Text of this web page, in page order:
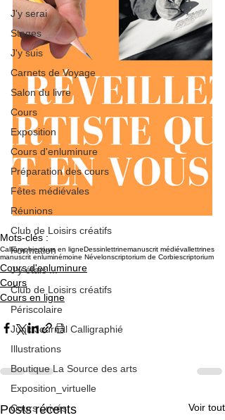
J'y serai
Stages
J'y suis
Carnets de Voyage
Salon du livre
Cours
Exposition
Cours d'enluminure
Préparation des cours
Fêtes médiévales
Réunions
Club de Loisirs créatifs
Formation
J'y étais ...
Club de Loisirs créatifs
Périscolaire
Junk Journal Calligraphié
Illustrations
Boutique La Source des arts
Exposition_virtuelle
Cours privés
Mots-clés :
Calligraphiecours en ligneDessinlettrinemanuscrit médiévallettrines
manuscrit enluminémoine Névelonscriptorium de Corbiescriptorium
Cours d'enluminure
Cours
Cours en ligne
Posts récents Voir tout